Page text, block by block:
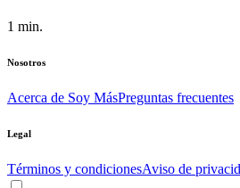
1 min.
Nosotros
Acerca de Soy MásPreguntas frecuentes
Legal
Términos y condicionesAviso de